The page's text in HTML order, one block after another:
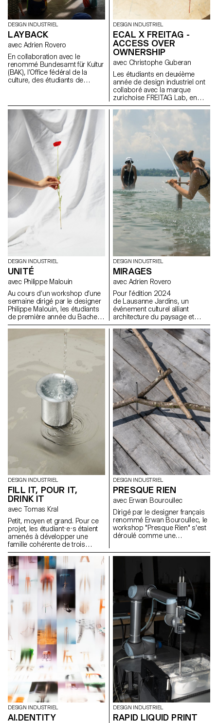
DESIGN INDUSTRIEL
LAYBACK
avec Adrien Rovero
En collaboration avec le
renommé Bundesamt für Kultur
(BAK), l’Office fédéral de la
culture, des étudiants de
direction d’Adrien Rovero, ont
conçu l’espace de médiation
de l’exposition des Swiss
Design Awards à Bâle, qui se
tiendra pendant la foire Art
Basel en juin 2024.
DESIGN INDUSTRIEL
ECAL X FREITAG -
ACCESS OVER
OWNERSHIP
avec Christophe Guberan
Les étudiants en deuxième
année de design industriel ont
collaboré avec la marque
zurichoise FREITAG Lab, en
tirant parti de leur expertise en
sensibilisation
environnementale, en
surcyclage de matériaux et en
économie circulaire. En
s'appuyant sur le manifeste de
FREITAG, ils ont développé de
nouveaux produits partagés
axés sur le principe de «
access over ownership ».
DESIGN INDUSTRIEL
UNITÉ
avec Philippe Malouin
Au cours d’un workshop d’une
semaine dirigé par le designer
Philippe Malouin, les étudiants
de première année du Bachelor
en Design Industriel ont conçu
et réalisé des soliflores, chacun
destiné à accueillir une fleur
unique de leur choix.
DESIGN INDUSTRIEL
MIRAGES
avec Adrien Rovero
Pour l’édition 2024
de Lausanne Jardins, un
événement culturel alliant
architecture du paysage et
réflexion sur la ville, les
étudiant.e.s BA de 2e année ont
été invité.e.s à concevoir une
installation éphémère. Le
temps d’un été, la
manifestation propose une
série d’installations éphémères
disséminées sur le territoire
lausannois, dont certaines
préfigurent les transformations
urbanistiques et paysagères de
la ville.
DESIGN INDUSTRIEL
FILL IT, POUR IT,
DRINK IT
avec Tomas Kral
Petit, moyen et grand. Pour ce
projet, les étudiant·e·s étaient
amenés à développer une
famille cohérente de trois
récipients ou simplement trois
contenants indépendants ayant
chacun un volume différent
pour contenir, transporter et
verser des liquides. Les objets
devaient être inscrits dans un
contexte précis que les
étudiant·e·s ont défini au début
du projet.
DESIGN INDUSTRIEL
PRESQUE RIEN
avec Erwan Bouroullec
Dirigé par le designer français
renommé Erwan Bouroullec, le
workshop "Presque Rien" s'est
déroulé comme une
design dans le site de sa ferme
canevas ouvert, encourageant
les étudiants en design
industriel de l'ECAL à s'écarter
des méthodes traditionnelles
de résolution de problèmes.
DESIGN INDUSTRIEL
AI.DENTITY
DESIGN INDUSTRIEL
RAPID LIQUID PRINT